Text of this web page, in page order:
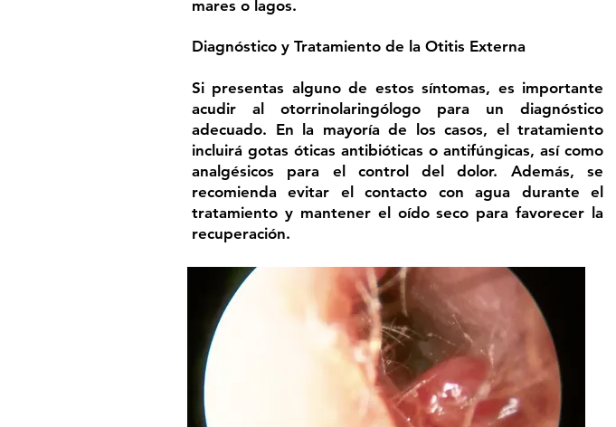
mares o lagos.
Diagnóstico y Tratamiento de la Otitis Externa
Si presentas alguno de estos síntomas, es importante
acudir al otorrinolaringólogo para un diagnóstico
adecuado. En la mayoría de los casos, el tratamiento
incluirá gotas óticas antibióticas o antifúngicas, así como
analgésicos para el control del dolor. Además, se
recomienda evitar el contacto con agua durante el
tratamiento y mantener el oído seco para favorecer la
recuperación.